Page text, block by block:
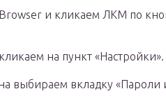
и кликаем ЛКМ по
на пункт «Настройки».
выбираем вкладку «Пароли